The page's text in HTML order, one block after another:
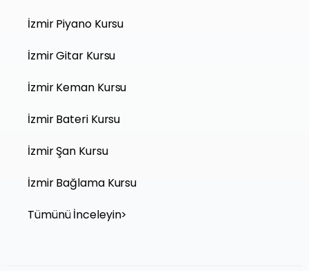
İzmir Piyano Kursu
İzmir Gitar Kursu
İzmir Keman Kursu
İzmir Bateri Kursu
İzmir Şan Kursu
İzmir Bağlama Kursu
Tümünü İnceleyin>